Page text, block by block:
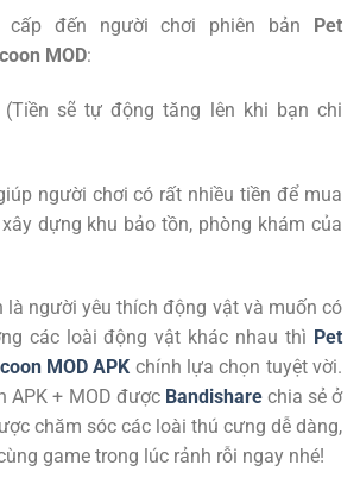
cấp đến người chơi phiên bản Pet
MOD:
(Tiền sẽ tự động tăng lên khi bạn chi
người chơi có rất nhiều tiền để mua
dựng khu bảo tồn, phòng khám của
là người yêu thích động vật và muốn có
các loài động vật khác nhau thì Pet
MOD APK chính lựa chọn tuyệt vời.
APK + MOD được Bandisharechia sẻ ở
chăm sóc các loài thú cưng dễ dàng,
game trong lúc rảnh rỗi ngay nhé!